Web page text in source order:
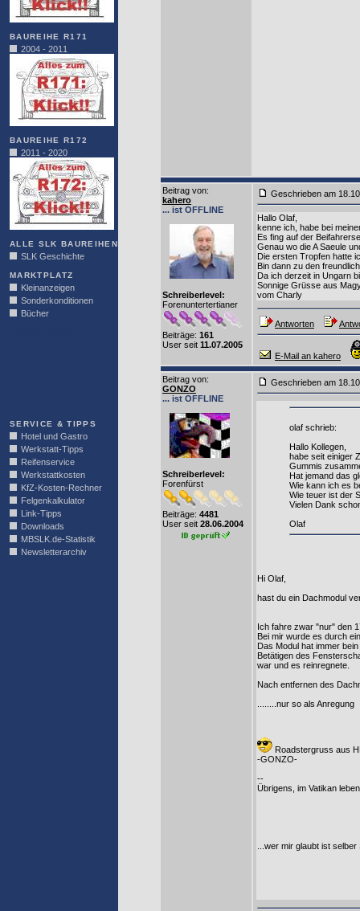
BAUREIHE R171
2004 - 2011
BAUREIHE R172
2011 - 2020
ALLE SLK BAUREIHEN
SLK Geschichte
MARKTPLATZ
Kleinanzeigen
Sonderkonditionen
Bücher
SERVICE & TIPPS
Hotel und Gastro
Werkstatt-Tipps
Reifenservice
Werkstattkosten
KfZ-Kosten-Rechner
Felgenkalkulator
Link-Tipps
Downloads
MBSLK.de-Statistik
Newsletterarchiv
Beitrag von:
kahero
... ist OFFLINE
Schreiberlevel:
Forenuntertertianer
Beiträge: 161
User seit 11.07.2005
Geschrieben am
Hallo Olaf,
kenne ich, habe bei
Es fing auf der
Genau wo die A Saeule
Die ersten Tropfen hatte
Bin dann zu den
Da ich derzeit in Ungarn
Sonnige Grüsse aus
vom Charly
Antworten
E-Mail an kahero
Beitrag von:
GONZO
... ist OFFLINE
Schreiberlevel:
Forenfürst
Beiträge: 4481
User seit 28.06.2004
Geschrieben am
olaf schrieb:
Hallo Kollegen,
habe seit einiger
Gummis
Hat jemand das
Wie kann ich es
Wie teuer ist der
Vielen Dank
Olaf
Hi Olaf,
hast du ein Dachmodul
Ich fahre zwar "nur" den
Bei mir wurde es durch
Das Modul hat immer
Betätigen des
war und es reinregnete.
Nach entfernen des
........nur so als Anregung
Roadstergruss aus
-GONZO-
--
Übrigens, im Vatikan
...wer mir glaubt ist selber